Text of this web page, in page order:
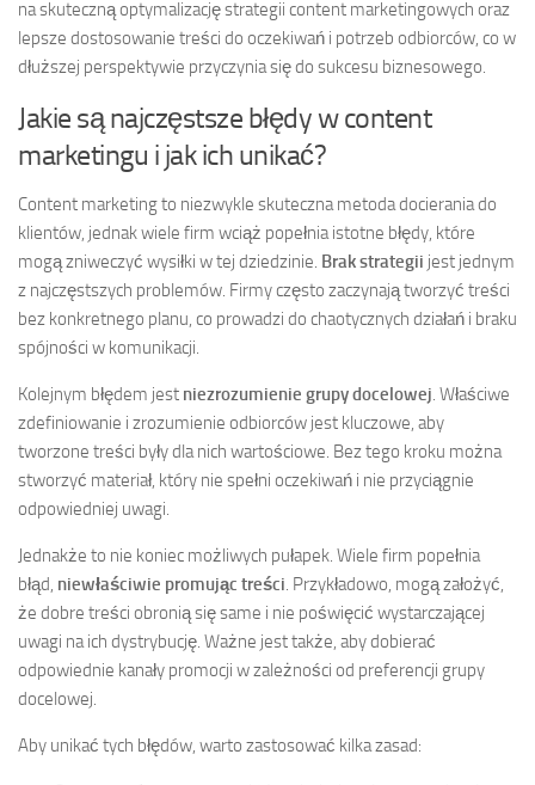
na skuteczną optymalizację strategii content marketingowych oraz
lepsze dostosowanie treści do oczekiwań i potrzeb odbiorców, co w
dłuższej perspektywie przyczynia się do sukcesu biznesowego.
Jakie są najczęstsze błędy w content
marketingu i jak ich unikać?
Content marketing to niezwykle skuteczna metoda docierania do
klientów, jednak wiele firm wciąż popełnia istotne błędy, które
mogą zniweczyć wysiłki w tej dziedzinie. Brak strategii jest jednym
z najczęstszych problemów. Firmy często zaczynają tworzyć treści
bez konkretnego planu, co prowadzi do chaotycznych działań i braku
spójności w komunikacji.
Kolejnym błędem jest niezrozumienie grupy docelowej. Właściwe
zdefiniowanie i zrozumienie odbiorców jest kluczowe, aby
tworzone treści były dla nich wartościowe. Bez tego kroku można
stworzyć materiał, który nie spełni oczekiwań i nie przyciągnie
odpowiedniej uwagi.
Jednakże to nie koniec możliwych pułapek. Wiele firm popełnia
błąd, niewłaściwie promując treści. Przykładowo, mogą założyć,
że dobre treści obronią się same i nie poświęcić wystarczającej
uwagi na ich dystrybucję. Ważne jest także, aby dobierać
odpowiednie kanały promocji w zależności od preferencji grupy
docelowej.
Aby unikać tych błędów, warto zastosować kilka zasad: